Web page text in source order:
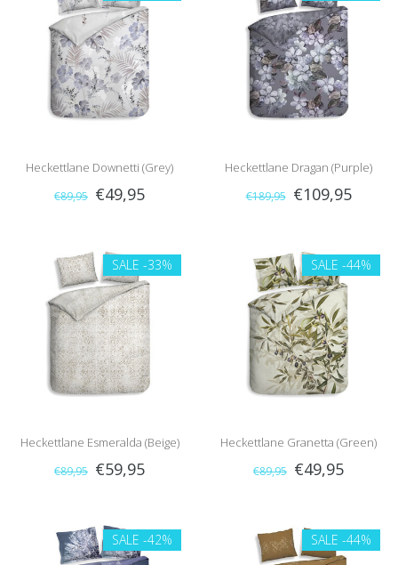
Heckettlane Downetti (Grey)
€89,95 €49,95
Heckettlane Dragan (Purple)
€189,95 €109,95
SALE -33%
Heckettlane Esmeralda (Beige)
€89,95 €59,95
SALE -44%
Heckettlane Granetta (Green)
€89,95 €49,95
SALE -42% SALE -44%